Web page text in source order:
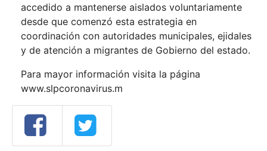
accedido a mantenerse aislados voluntariamente
desde que comenzó esta estrategia en
coordinación con autoridades municipales, ejidales
y de atención a migrantes de Gobierno del estado.
Para mayor información visita la página
www.slpcoronavirus.m